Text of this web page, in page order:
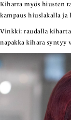
Kiharra myös hiusten
kampaus hiuslakalla
Vinkki: raudalla
napakka kihara